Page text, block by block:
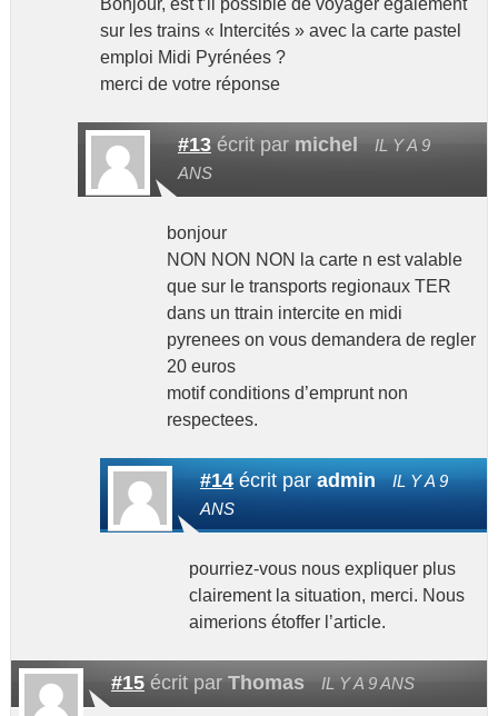
sur les trains « Intercités » avec la carte pastel
emploi Midi Pyrénées ?
merci de votre réponse
#13écrit par michel
IL Y A 9
ANS
bonjour
NON NON NON la carte n est valable
que sur le transports regionaux TER
dans un ttrain intercite en midi
pyrenees on vous demandera de regler
20 euros
motif conditions d’emprunt non
respectees.
#14écrit paradmin
IL Y A 9
ANS
pourriez-vous nous expliquer plus
clairement la situation, merci. Nous
aimerions étoffer l’article.
#15écrit par Thomas IL Y A 9 ANS